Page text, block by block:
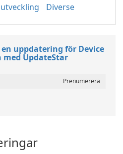
Diverse
uppdatering för Device
med UpdateStar